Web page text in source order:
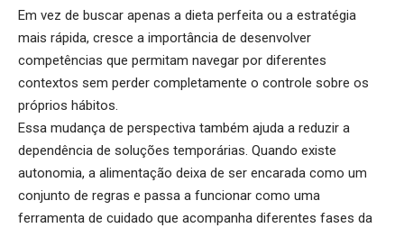
Em vez de buscar apenas a dieta perfeita ou a estratégia
mais rápida, cresce a importância de desenvolver
competências que permitam navegar por diferentes
contextos sem perder completamente o controle sobre os
próprios hábitos.
Essa mudança de perspectiva também ajuda a reduzir a
dependência de soluções temporárias. Quando existe
autonomia, a alimentação deixa de ser encarada como um
conjunto de regras e passa a funcionar como uma
ferramenta de cuidado que acompanha diferentes fases da